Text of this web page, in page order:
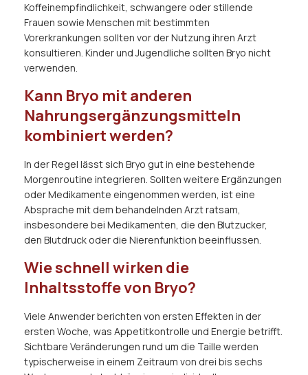
Koffeinempfindlichkeit, schwangere oder stillende
Frauen sowie Menschen mit bestimmten
Vorerkrankungen sollten vor der Nutzung ihren Arzt
konsultieren. Kinder und Jugendliche sollten Bryo nicht
verwenden.
Kann Bryo mit anderen
Nahrungsergänzungsmitteln
kombiniert werden?
In der Regel lässt sich Bryo gut in eine bestehende
Morgenroutine integrieren. Sollten weitere Ergänzungen
oder Medikamente eingenommen werden, ist eine
Absprache mit dem behandelnden Arzt ratsam,
insbesondere bei Medikamenten, die den Blutzucker,
den Blutdruck oder die Nierenfunktion beeinflussen.
Wie schnell wirken die
Inhaltsstoffe von Bryo?
Viele Anwender berichten von ersten Effekten in der
ersten Woche, was Appetitkontrolle und Energie betrifft.
Sichtbare Veränderungen rund um die Taille werden
typischerweise in einem Zeitraum von drei bis sechs